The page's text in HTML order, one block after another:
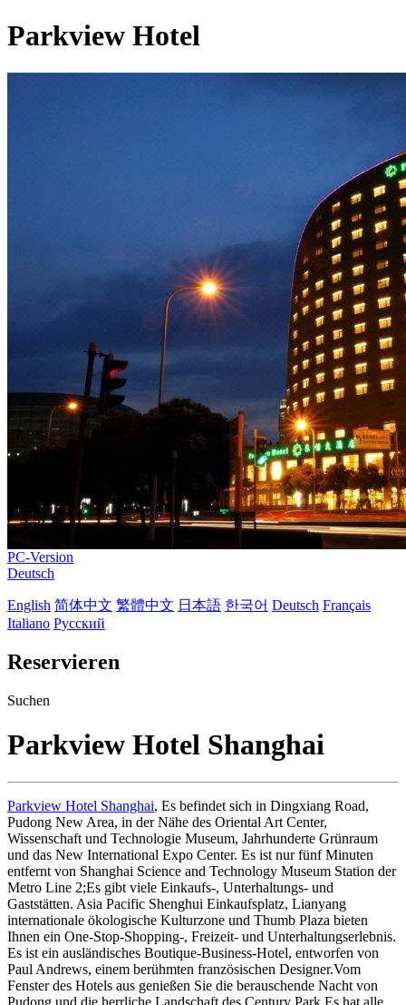
Parkview Hotel
PC-Version
Deutsch
English 简体中文 繁體中文 日本語 한국어 Deutsch Français
Italiano Русский
Reservieren
Suchen
Parkview Hotel Shanghai
Parkview Hotel Shanghai, Es befindet sich in Dingxiang Road,
Pudong New Area, in der Nähe des Oriental Art Center,
Wissenschaft und Technologie Museum, Jahrhunderte Grünraum
und das New International Expo Center. Es ist nur fünf Minuten
entfernt von Shanghai Science and Technology Museum Station der
Metro Line 2;Es gibt viele Einkaufs-, Unterhaltungs- und
Gaststätten. Asia Pacific Shenghui Einkaufsplatz, Lianyang
internationale ökologische Kulturzone und Thumb Plaza bieten
Ihnen ein One-Stop-Shopping-, Freizeit- und Unterhaltungserlebnis.
Es ist ein ausländisches Boutique-Business-Hotel, entworfen von
Paul Andrews, einem berühmten französischen Designer.Vom
Fenster des Hotels aus genießen Sie die berauschende Nacht von
Pudong und die herrliche Landschaft des Century Park.Es hat alle